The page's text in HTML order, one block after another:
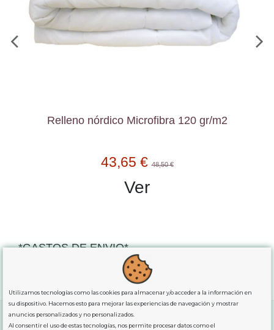
Relleno nórdico Microfibra 120 gr/m2
43,65 €48,50 €
Ver
*GASTOS DE ENVIO*
para comprassuperiores a 80€
exclusiva para la peninsula.
Utilizamos tecnologías como las cookies para almacenar y/o acceder a la información en
su dispositivo. Hacemos esto para mejorar las experiencias de navegación y mostrar
anuncios personalizados y no personalizados.
Al consentir el uso de estas tecnologías, nos permite procesar datos como el